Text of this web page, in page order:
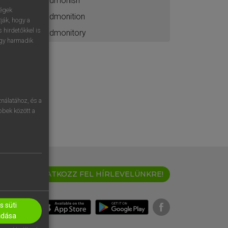
admonition
admonitory
IRATKOZZ FEL HÍRLEVELÜNKRE!
hogy a
hirdetőkkel is
harmadik
és a
között a
süti